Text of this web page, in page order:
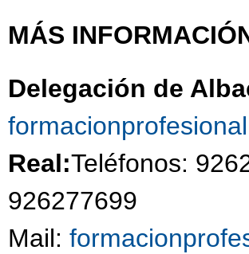
MÁS
Delegación de
Real:Teléfonos:
Mail: